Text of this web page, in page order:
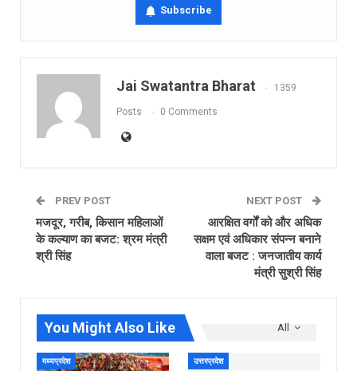
Subscribe
Jai Swatantra Bharat 1359
Posts 0 Comments
PREV POST
मजदूर, गरीब, किसान महिलाओं
के कल्याण का बजट: श्रम मंत्री
श्री सिंह
NEXT POST
आरक्षित वर्गों को और अधिक
सक्षम एवं अधिकार संपन्न बनाने
वाला बजट : जनजातीय कार्य
मंत्री सुश्री सिंह
All
You Might Also Like
मध्यप्रदेश उत्तरप्रदेश